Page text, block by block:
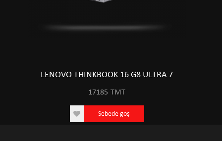
LENOVO THINKBOOK 16 G8 ULTRA 7
17185 TMT
Sebede goş